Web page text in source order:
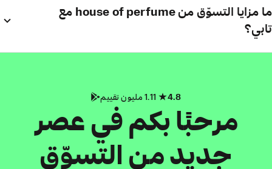
ما مزايا التسوّق من house of perfume مع
تابي؟
4.8
مرحبًا بكم في عصر
جديد من التسوّق